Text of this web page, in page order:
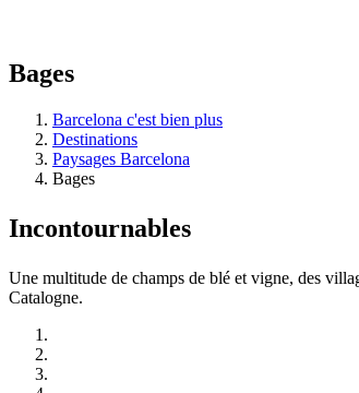
Bages
Barcelona c'est bien plus
Destinations
Paysages Barcelona
Bages
Incontournables
Une multitude de champs de blé et vigne, des
Catalogne.